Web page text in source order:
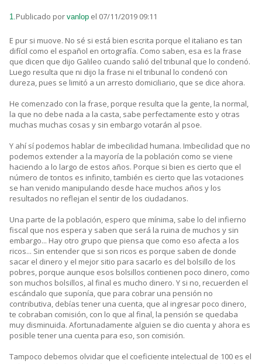
1. Publicado por vanlop el 07/11/2019 09:11
E pur si muove. No sé si está bien escrita porque el italiano es tan
difícil como el español en ortografía. Como saben, esa es la frase
que dicen que dijo Galileo cuando salió del tribunal que lo condenó.
Luego resulta que ni dijo la frase ni el tribunal lo condenó con
dureza, pues se limitó a un arresto domiciliario, que se dice ahora.
He comenzado con la frase, porque resulta que la gente, la normal,
la que no debe nada a la casta, sabe perfectamente esto y otras
muchas muchas cosas y sin embargo votarán al psoe.
Y ahí sí podemos hablar de imbecilidad humana. Imbecilidad que no
podemos extender a la mayoría de la población como se viene
haciendo a lo largo de estos años. Porque si bien es cierto que el
número de tontos es infinito, también es cierto que las votaciones
se han venido manipulando desde hace muchos años y los
resultados no reflejan el sentir de los ciudadanos.
Una parte de la población, espero que mínima, sabe lo del infierno
fiscal que nos espera y saben que será la ruina de muchos y sin
embargo... Hay otro grupo que piensa que como eso afecta a los
ricos... Sin entender que si son ricos es porque saben de donde
sacar el dinero y el mejor sitio para sacarlo es del bolsillo de los
pobres, porque aunque esos bolsillos contienen poco dinero, como
son muchos bolsillos, al final es mucho dinero. Y si no, recuerden el
escándalo que suponía, que para cobrar una pensión no
contributiva, debías tener una cuenta, que al ingresar poco dinero,
te cobraban comisión, con lo que al final, la pensión se quedaba
muy disminuida. Afortunadamente alguien se dio cuenta y ahora es
posible tener una cuenta para eso, son comisión.
Tampoco debemos olvidar que el coeficiente intelectual de 100 es el